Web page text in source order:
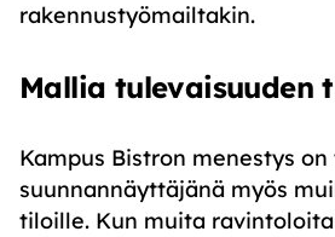
rakennustyömailtakin.
Mallia tulevaisuuden
Kampus Bistron menestys
suunnannäyttäjänä myös
tiloille. Kun muita